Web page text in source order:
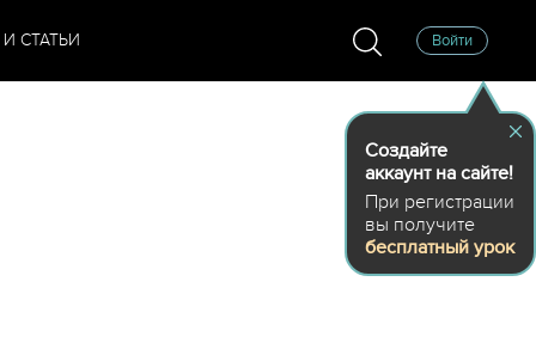
СТАТЬИ Войти
Создайте
аккаунт на сайте!
При регистрации
вы получите
бесплатный урок